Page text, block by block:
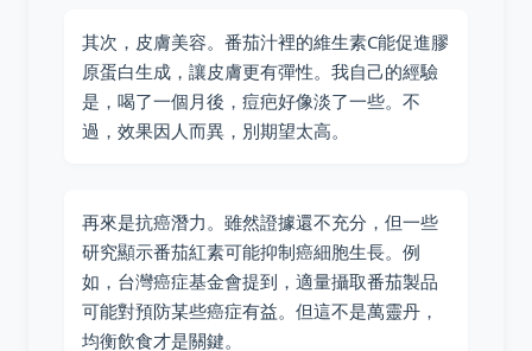
其次，皮膚美容。番茄汁裡的維生素C能促進膠
原蛋白生成，讓皮膚更有彈性。我自己的經驗
是，喝了一個月後，痘疤好像淡了一些。不
過，效果因人而異，別期望太高。
再來是抗癌潛力。雖然證據還不充分，但一些
研究顯示番茄紅素可能抑制癌細胞生長。例
如，台灣癌症基金會提到，適量攝取番茄製品
可能對預防某些癌症有益。但這不是萬靈丹，
均衡飲食才是關鍵。